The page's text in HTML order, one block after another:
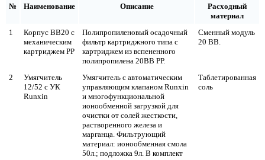
№ Наименование Описание
Расходный
материал
1
Корпус BB20 с
механическим
картриджем РР
Полипропиленовый осадочный
фильтр картриджного типа с
картриджем из вспененного
полипропилена 20ВВ РР.
Сменный модуль
20 ВВ.
2
Умягчитель
12/52 с УК
Runxin
Умягчитель с автоматическим
управляющим клапаном Runxin
и многофункциональной
ионообменной загрузкой для
очистки от солей жесткости,
растворенного железа и
марганца. Фильтрующий
материал: ионообменная смола
50л.; подложка 9л. В комплект
Таблетированная
соль